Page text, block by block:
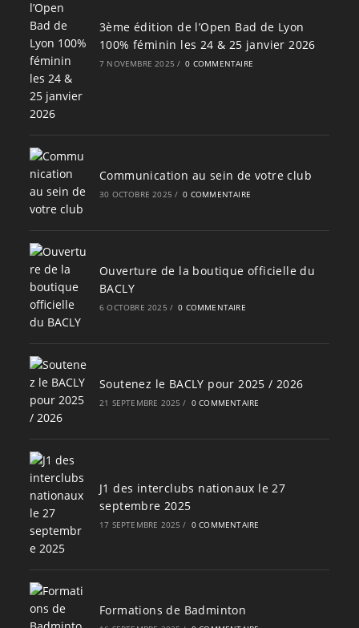
3ème édition de l’Open Bad de Lyon
100% féminin les 24 & 25 janvier 2026
7 NOVEMBRE 2025 / 0 COMMENTAIRE
Communication au sein de votre club
30 OCTOBRE 2025 / 0 COMMENTAIRE
Ouverture de la boutique officielle du
BACLY
6 OCTOBRE 2025 / 0 COMMENTAIRE
Soutenez le BACLY pour 2025 / 2026
21 SEPTEMBRE 2025 / 0 COMMENTAIRE
J1 des interclubs nationaux le 27
septembre 2025
17 SEPTEMBRE 2025 / 0 COMMENTAIRE
Formations de Badminton